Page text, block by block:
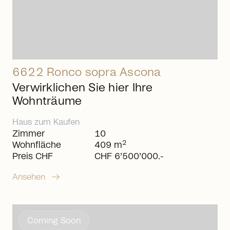
6622 Ronco sopra Ascona
Verwirklichen Sie hier Ihre
Wohnträume
Haus zum Kaufen
Zimmer
Wohnfläche
Preis CHF
10
409 m2
CHF 6’500’000.-
Ansehen arrow_right_alt
Coming Soon